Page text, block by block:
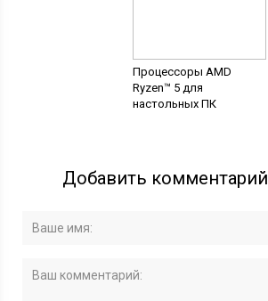
Процессоры AMD
Ryzen™ 5 для
настольных ПК
Добавить комментарий